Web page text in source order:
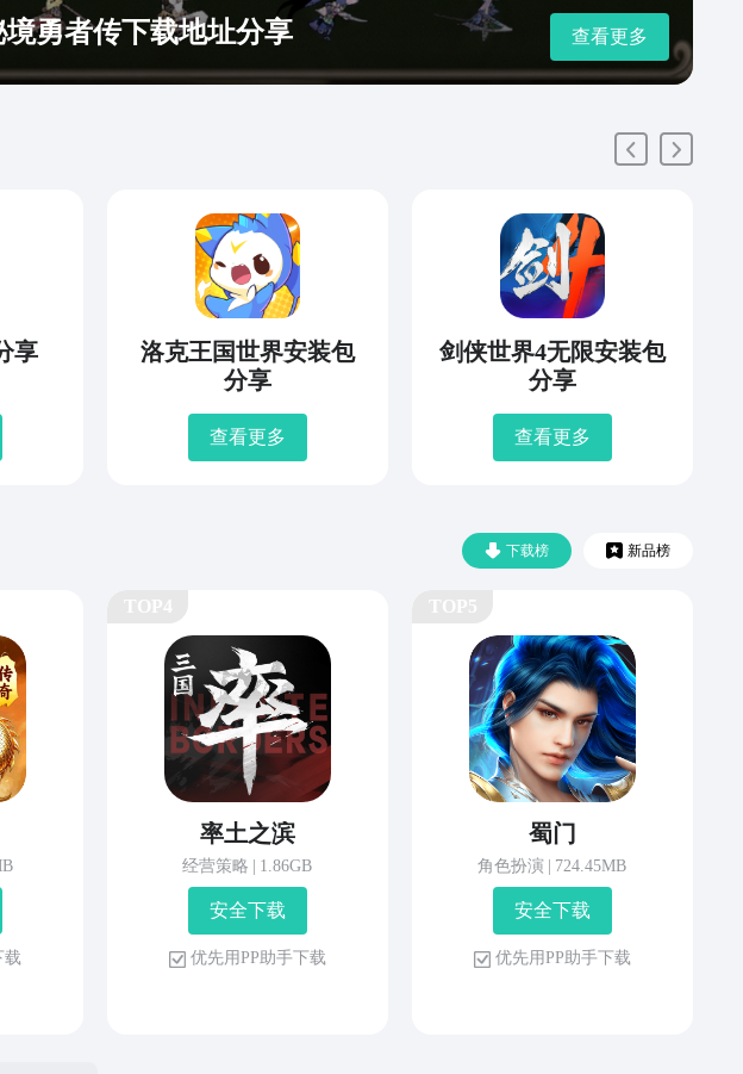
境勇者传下载地址分享 查看更多
享
洛克王国世界安装包
分享
查看更多
剑侠世界4无限安装包
分享
查看更多
下载榜 新品榜
载
率土之滨
经营策略 1.86GB
安 全 下 载
优 先 用 P P 助 手 下 载
蜀门
角色扮演 724.45MB
安 全 下 载
优 先 用 P P 助 手 下 载